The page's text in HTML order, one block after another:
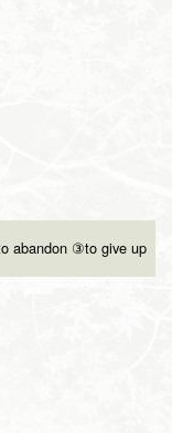
abandon ③to give up